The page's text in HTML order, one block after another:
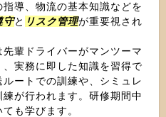
導、物流の基本知識などを
守と リスク管理が重要視され
輩ドライバーがマンツーマ
実務に即した知識を習得で
ートでの訓練や、シミュレ
が行われます。研修期間中
も学びます。